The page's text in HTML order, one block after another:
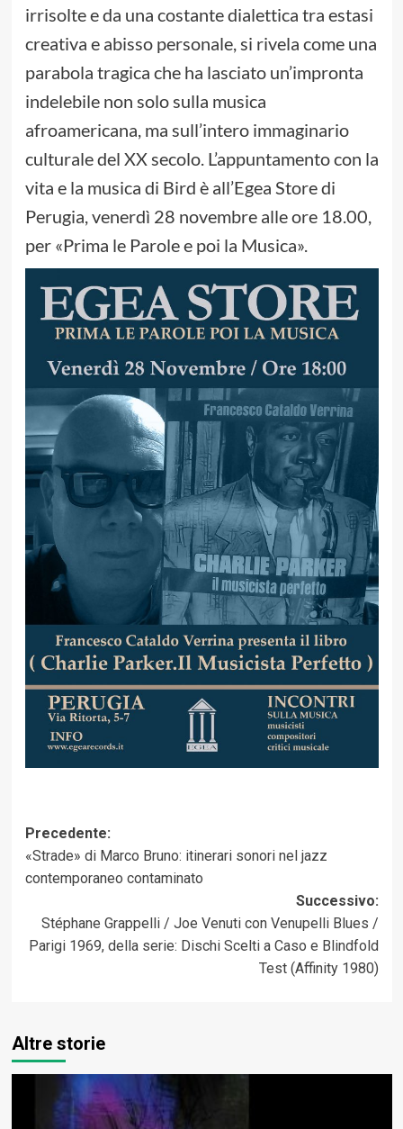
irrisolte e da una costante dialettica tra estasi
creativa e abisso personale, si rivela come una
parabola tragica che ha lasciato un’impronta
indelebile non solo sulla musica
afroamericana, ma sull’intero immaginario
culturale del XX secolo. L’appuntamento con la
vita e la musica di Bird è all’Egea Store di
Perugia, venerdì 28 novembre alle ore 18.00,
per «Prima le Parole e poi la Musica».
Navigazione
articolo
Precedente:
«Strade» di Marco Bruno: itinerari sonori nel jazz
contemporaneo contaminato
Successivo:
Stéphane Grappelli / Joe Venuti con Venupelli Blues /
Parigi 1969, della serie: Dischi Scelti a Caso e Blindfold
Test (Affinity 1980)
Altre storie